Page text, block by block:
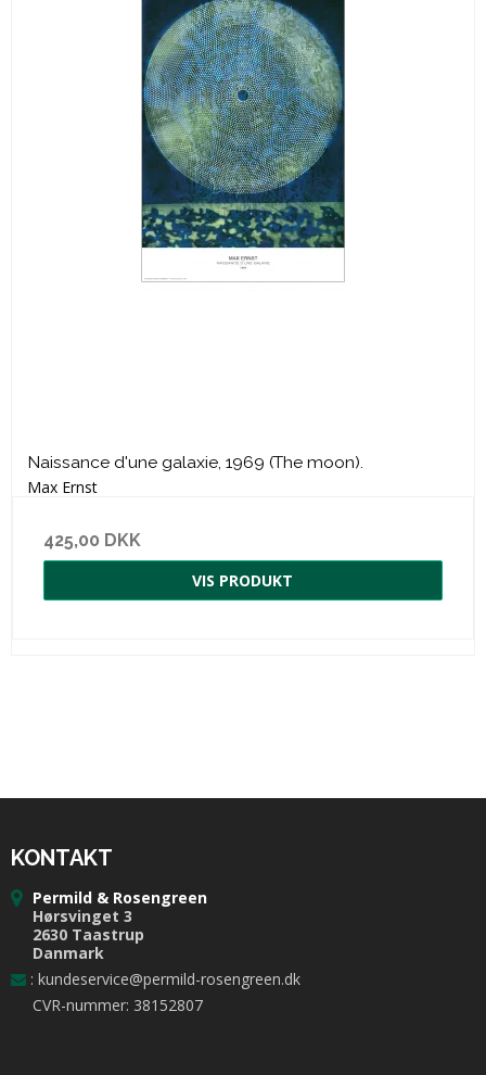
Naissance d'une galaxie, 1969 (The moon).
Max Ernst
425,00 DKK
VIS PRODUKT
KONTAKT
Permild & Rosengreen
Hørsvinget 3
2630 Taastrup
Danmark
: kundeservice@permild-rosengreen.dk
CVR-nummer: 38152807